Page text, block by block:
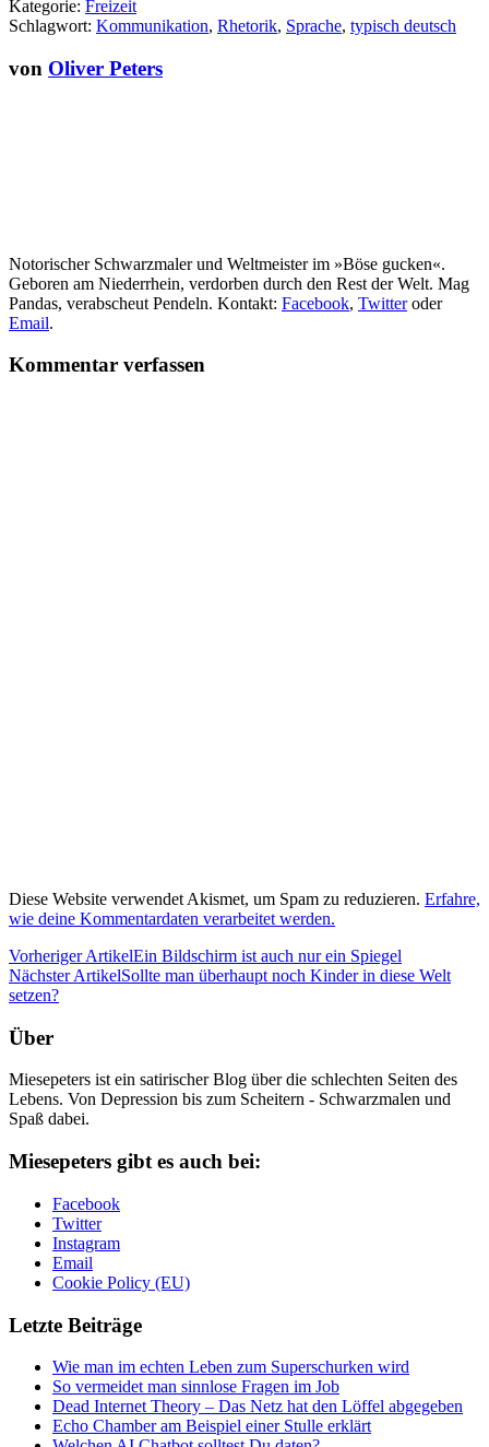
Kategorie: Freizeit
Schlagwort: Kommunikation, Rhetorik, Sprache, typisch deutsch
von Oliver Peters
Notorischer Schwarzmaler und Weltmeister im »Böse gucken«.
Geboren am Niederrhein, verdorben durch den Rest der Welt. Mag
Pandas, verabscheut Pendeln. Kontakt: Facebook, Twitteroder
Email.
Kommentar verfassen
Diese Website verwendet Akismet, um Spam zu reduzieren. Erfahre,
wie deine Kommentardaten verarbeitet werden.
Vorheriger ArtikelEin Bildschirm ist auch nur ein Spiegel
Nächster ArtikelSollte man überhaupt noch Kinder in diese Welt
setzen?
Über
Miesepeters ist ein satirischer Blog über die schlechten Seiten des
Lebens. Von Depression bis zum Scheitern - Schwarzmalen und
Spaß dabei.
Miesepeters gibt es auch bei:
Facebook
Twitter
Instagram
Email
Cookie Policy (EU)
Letzte Beiträge
Wie man im echten Leben zum Superschurken wird
So vermeidet man sinnlose Fragen im Job
Dead Internet Theory – Das Netz hat den Löffel abgegeben
Echo Chamber am Beispiel einer Stulle erklärt